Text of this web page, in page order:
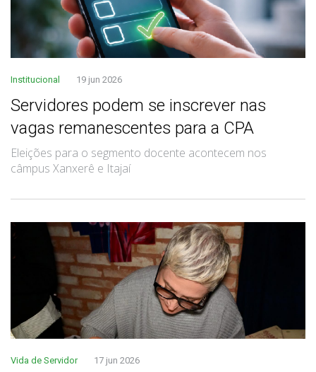
Institucional 19 jun 2026
Servidores podem se inscrever nas
vagas remanescentes para a CPA
Eleições para o segmento docente acontecem nos
câmpus Xanxerê e Itajaí
Vida de Servidor 17 jun 2026